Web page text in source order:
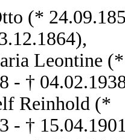
(*
Leontine (*
- †
Reinhold (*
- †